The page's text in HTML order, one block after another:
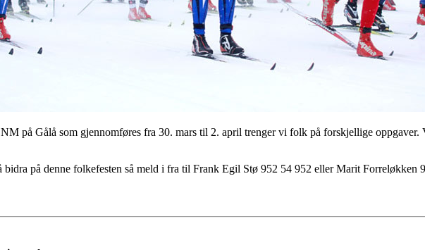
på Gålå som gjennomføres fra 30. mars til 2. april trenger vi folk på forskjellige oppgaver.
på denne folkefesten så meld i fra til Frank Egil Stø 952 54 952 eller Marit Forreløkken